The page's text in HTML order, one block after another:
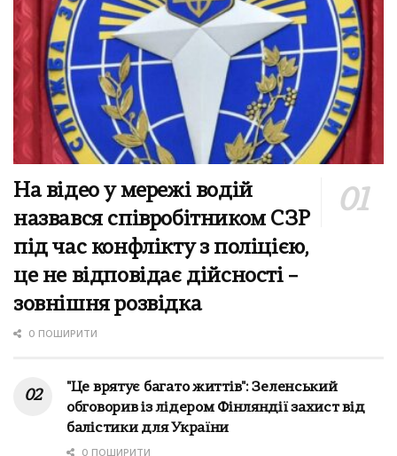
На відео у мережі водій
назвався співробітником СЗР
під час конфлікту з поліцією,
це не відповідає дійсності –
зовнішня розвідка
0 ПОШИРИТИ
"Це врятує багато життів": Зеленський
обговорив із лідером Фінляндії захист від
балістики для України
0 ПОШИРИТИ